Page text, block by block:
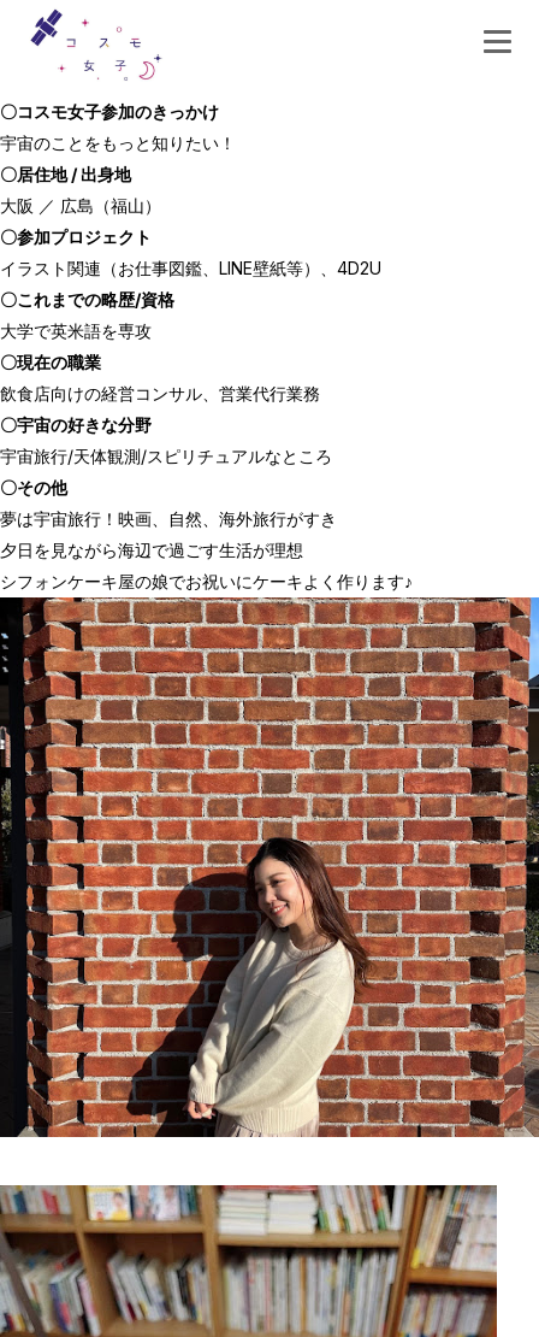
〇コスモ女子参加のきっかけ
宇宙のことをもっと知りたい！
〇居住地 / 出身地
大阪 ／ 広島（福山）
〇参加プロジェクト
イラスト関連（お仕事図鑑、LINE壁紙等）、4D2U
〇これまでの略歴/資格
大学で英米語を専攻
〇現在の職業
飲食店向けの経営コンサル、営業代行業務
〇宇宙の好きな分野
宇宙旅行/天体観測/スピリチュアルなところ
〇その他
夢は宇宙旅行！映画、自然、海外旅行がすき
夕日を見ながら海辺で過ごす生活が理想
シフォンケーキ屋の娘でお祝いにケーキよく作ります♪